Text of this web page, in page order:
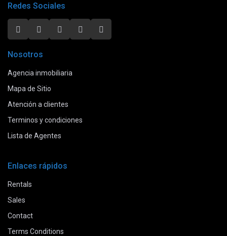
Redes Sociales
Nosotros
Agencia inmobiliaria
Mapa de Sitio
Atención a clientes
Terminos y condiciones
Lista de Agentes
Enlaces rápidos
Rentals
Sales
Contact
Terms Conditions